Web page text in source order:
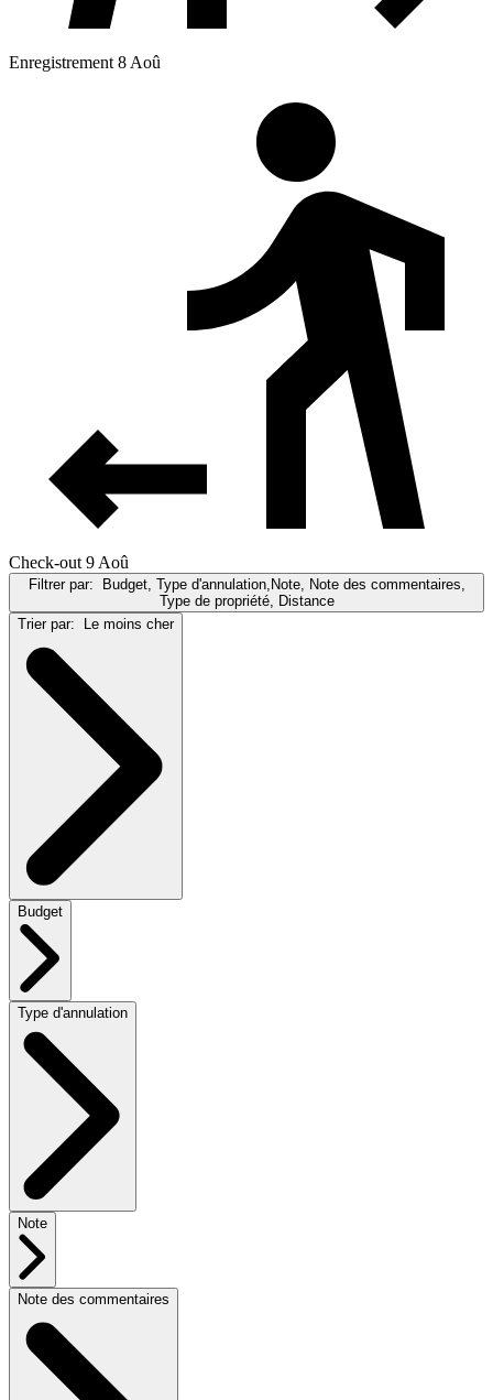
Enregistrement 8 Aoû
Check-out 9 Aoû
Filtrer par:
Budget, Type d'annulation,Note, Note des commentaires,
Type de propriété, Distance
Trier par:
Le moins cher
Budget
Type d'annulation
Note
Note des commentaires